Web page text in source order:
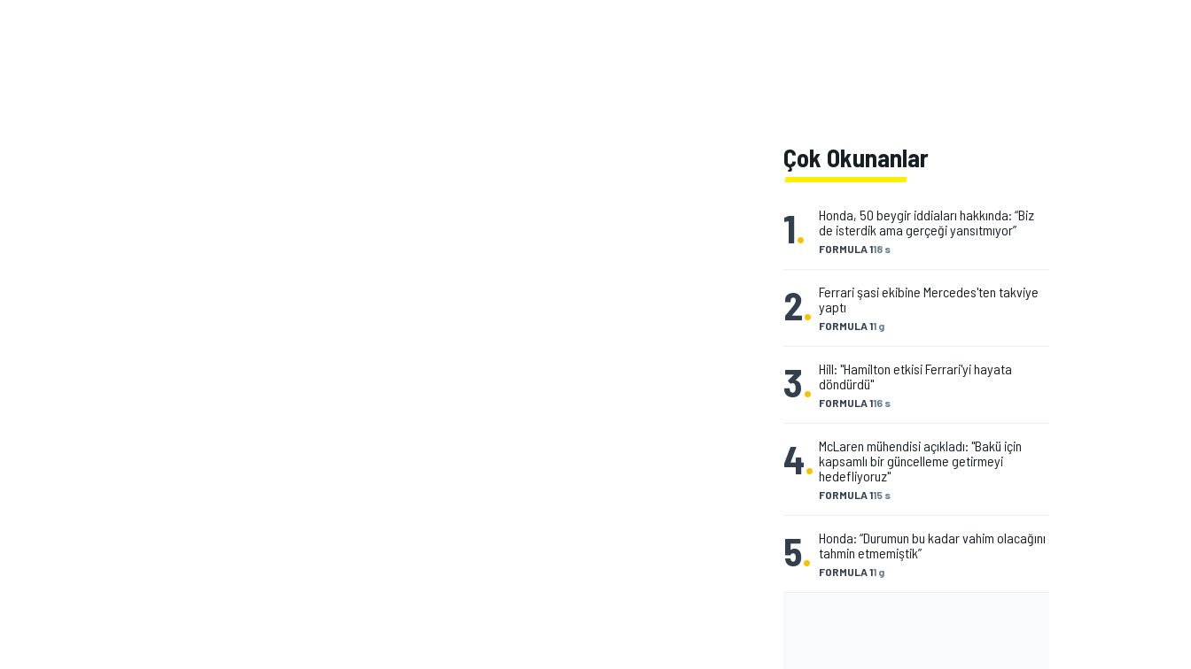
Çok Okunanlar
1. FORMULA 118 s
Honda, 50 beygir iddiaları hakkında: “Biz
de isterdik ama gerçeği yansıtmıyor”
2. FORMULA 11 g
Ferrari şasi ekibine Mercedes'ten takviye
yaptı
3. FORMULA 116 s
Hill: "Hamilton etkisi Ferrari'yi hayata
döndürdü"
4.
FORMULA 115 s
McLaren mühendisi açıkladı: "Bakü için
kapsamlı bir güncelleme getirmeyi
hedefliyoruz"
5. FORMULA 11 g
Honda: “Durumun bu kadar vahim olacağını
tahmin etmemiştik”